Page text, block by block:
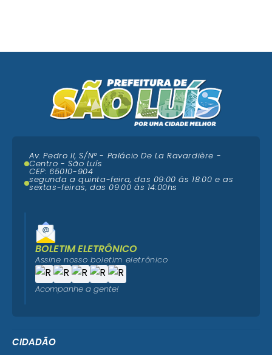
CIDADÃO
Av. Pedro II, S/N° - Palácio De La Ravardière -
Centro - São Luís
CEP: 65010-904
segunda a quinta-feira, das 09:00 ás 18:00 e as
sextas-feiras, das 09:00 às 14:00hs
BOLETIM ELETRÔNICO
Assine nosso boletim eletrônico
Acompanhe a gente!